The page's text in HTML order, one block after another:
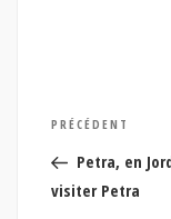
Navigation
de
l’article
Article
précédent
PRÉCÉDENT
Petra, en
visiter Petra